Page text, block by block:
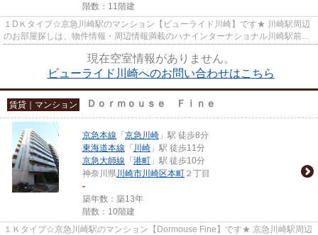
階数：11階建
１DＫタイプ☆京急川崎駅のマンション【ビューライド川崎】です★ 川崎駅周辺
のお部屋探しは、物件情報・周辺情報満載のハナインターナショナル川崎駅前店
現在空室情報がありません。
ビューライド川崎へのお問い合わせはこちら
賃貸｜マンション Ｄｏｒｍｏｕｓｅ Ｆｉｎｅ
京急本線 「 京急川崎 」駅 徒歩8分
東海道本線 「 川崎 」駅 徒歩11分
京急大師線 「 港町 」駅 徒歩10分
神奈川県川崎市川崎区本町 ２丁目
-
築年数：築13年
階数：10階建
１Ｋタイプ☆京急川崎駅のマンション【Dormouse Fine】です★ 京急川崎駅周辺